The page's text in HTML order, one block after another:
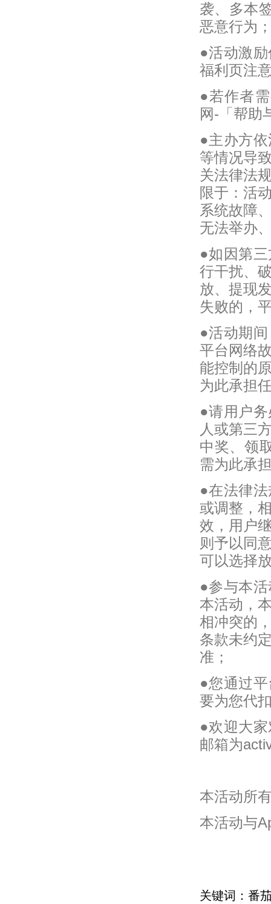
袭、多本
恶意行为
●活动激
福利页注
●若作者
网-「帮助
●主办方
等情况导
关法律法
限于：活
系统故障
无法举办
●如因第
行干扰、
放、提现
失败的，
●活动期
平台网络
能控制的
为此承担
●请用户
人或第三
中奖、领
需为此承
●在法律
或调整，
效，用户
则予以同
可以选择
●参与本
本活动，
相冲突的
条款未约
准；
●您通过
要为您代
●欢迎大
邮箱为
本活动所
本活动与
关键词：番